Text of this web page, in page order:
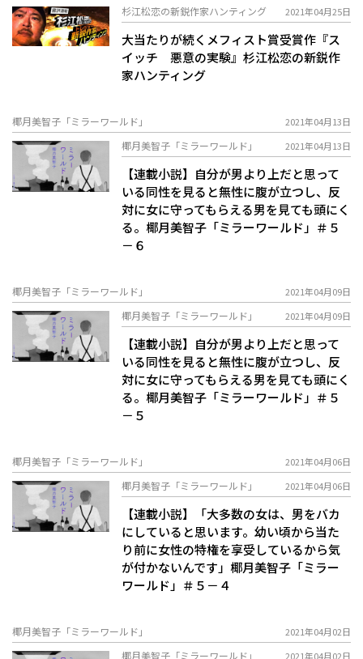
杉江松恋の新鋭作家ハンティング 2021年04月25日
大当たりが続くメフィスト賞受賞作――『ス
イッチ 悪意の実験』杉江松恋の新鋭作
家ハンティング
椰月美智子「ミラーワールド」 2021年04月13日
椰月美智子「ミラーワールド」 2021年04月13日
【連載小説】自分が男より上だと思って
いる同性を見ると無性に腹が立つし、反
対に女に守ってもらえる男を見ても頭にく
る。椰月美智子「ミラーワールド」＃５
－６
椰月美智子「ミラーワールド」 2021年04月09日
椰月美智子「ミラーワールド」 2021年04月09日
【連載小説】自分が男より上だと思って
いる同性を見ると無性に腹が立つし、反
対に女に守ってもらえる男を見ても頭にく
る。椰月美智子「ミラーワールド」＃５
－５
椰月美智子「ミラーワールド」 2021年04月06日
椰月美智子「ミラーワールド」 2021年04月06日
【連載小説】「大多数の女は、男をバカ
にしていると思います。幼い頃から当た
り前に女性の特権を享受しているから気
が付かないんです」椰月美智子「ミラー
ワールド」＃５－４
椰月美智子「ミラーワールド」 2021年04月02日
椰月美智子「ミラーワールド」 2021年04月02日